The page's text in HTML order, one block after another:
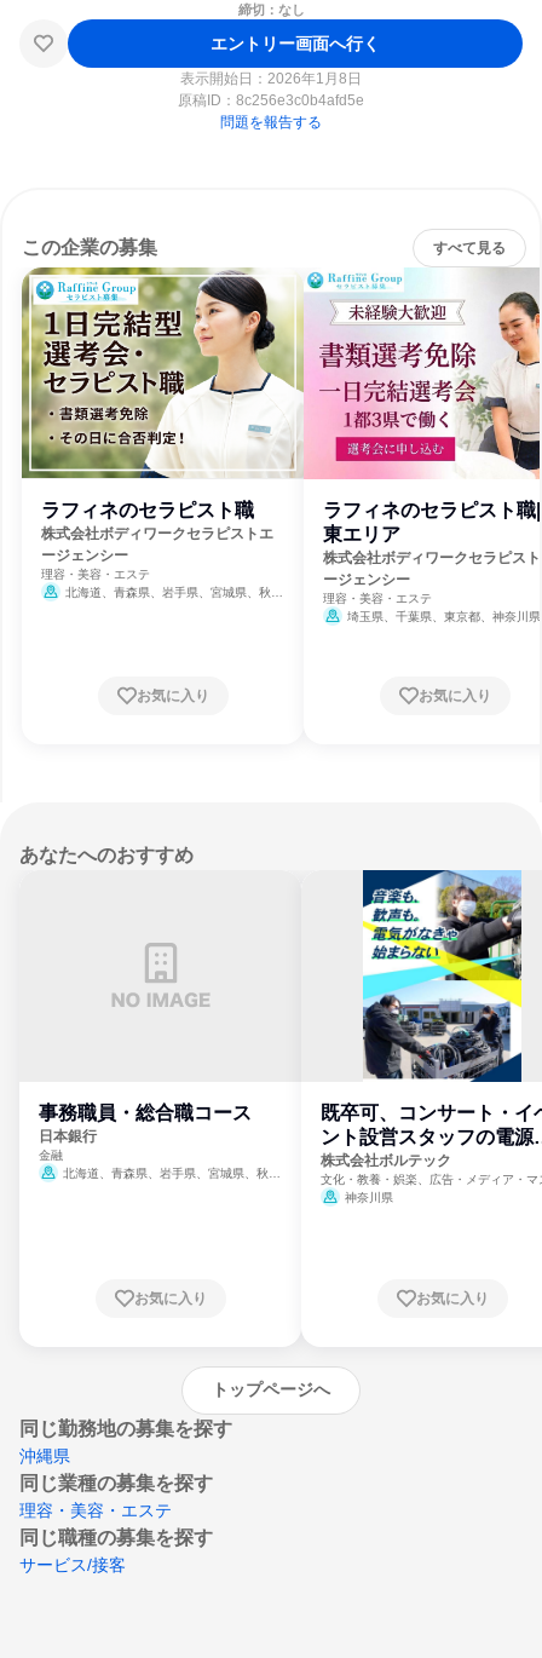
締切：なし
エントリー画面へ行く
表示開始日：2026年1月8日
原稿ID： 8c256e3c0b4afd5e
問題を報告する
この企業の募集 すべて見る
ラフィネのセラピスト職
株式会社ボディワークセラピストエ
ージェンシー
理容・美容・エステ
北海道、青森県、岩手県、宮城県、秋田
歌山県、鳥取県、島根県、岡山県、広島県、
お気に入り
ラフィネのセラピスト職
東エリア
株式会社ボディワークセラピス
ージェンシー
理容・美容・エステ
埼玉県、千葉県、東京都、神奈川県
お気に入り
あなたへのおすすめ
事務職員・総合職コース
日本銀行
金融
北海道、青森県、岩手県、宮城県、秋田
崎県、熊本県、大分県、宮崎県、鹿児島県、
お気に入り
既卒可、コンサート・イ
ント設営スタッフの電源
門
株式会社ボルテック
文化・教養・娯楽、広告・メディア・マ
ミ、電力・ガス・水道・エネルギー
神奈川県
お気に入り
トップページへ
同じ勤務地の募集を探す
沖縄県
同じ業種の募集を探す
理容・美容・エステ
同じ職種の募集を探す
サービス/接客